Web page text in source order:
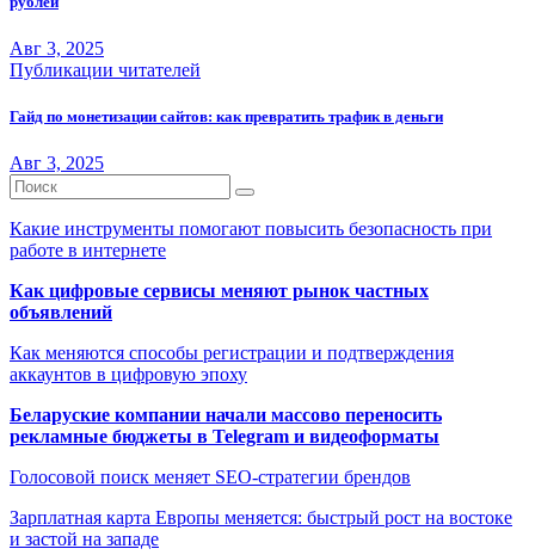
Авг 3, 2025
Публикации читателей
Гайд по монетизации сайтов: как превратить трафик в деньги
Авг 3, 2025
Какие инструменты помогают повысить безопасность при
работе в интернете
Как цифровые сервисы меняют рынок частных
объявлений
Как меняются способы регистрации и подтверждения
аккаунтов в цифровую эпоху
Беларуские компании начали массово переносить
рекламные бюджеты в Telegram и видеоформаты
Голосовой поиск меняет SEO-стратегии брендов
Зарплатная карта Европы меняется: быстрый рост на востоке
и застой на западе